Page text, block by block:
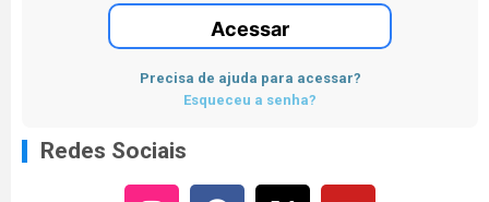
Acessar
Precisa de ajuda para acessar?
Esqueceu a senha?
Redes Sociais